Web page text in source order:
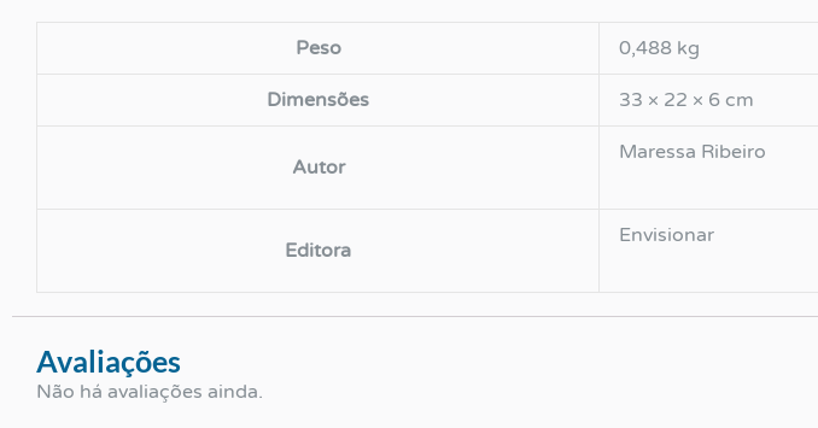
Peso 0,488 kg
Dimensões 33 × 22 × 6 cm
Autor
Maressa Ribeiro
Editora
Envisionar
Avaliações
Não há avaliações ainda.